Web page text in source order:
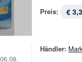
Preis: €
Händler: